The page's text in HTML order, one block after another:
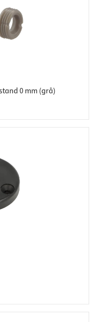
0 mm (grå)